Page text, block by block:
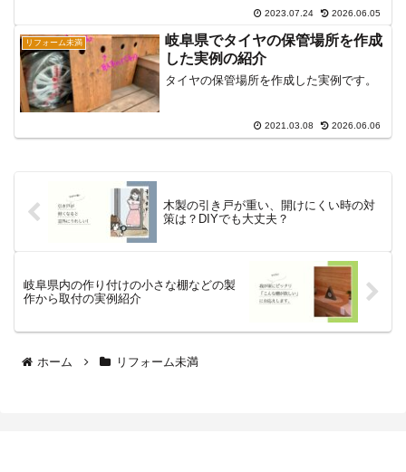
2023.07.24 2026.06.05
リフォーム未満
岐阜県でタイヤの保管場所を作成
した実例の紹介
タイヤの保管場所を作成した実例です。
2021.03.08 2026.06.06
木製の引き戸が重い、開けにくい時の対
策は？DIYでも大丈夫？
岐阜県内の作り付けの小さな棚などの製
作から取付の実例紹介
ホーム リフォーム未満